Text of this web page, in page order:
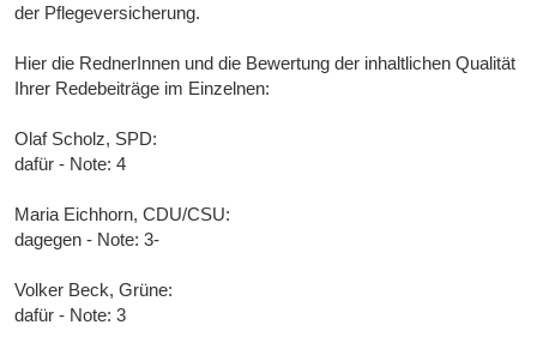
der Pflegeversicherung.
Hier die RednerInnen und die Bewertung der inhaltlichen Qualität
Ihrer Redebeiträge im Einzelnen:
Olaf Scholz, SPD:
dafür - Note: 4
Maria Eichhorn, CDU/CSU:
dagegen - Note: 3-
Volker Beck, Grüne:
dafür - Note: 3